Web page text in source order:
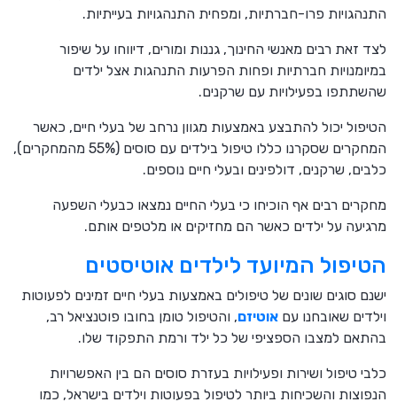
התנהגויות פרו-חברתיות, ומפחית התנהגויות בעייתיות.
לצד זאת רבים מאנשי החינוך, גננות ומורים, דיווחו על שיפור
במיומנויות חברתיות ופחות הפרעות התנהגות אצל ילדים
שהשתתפו בפעילויות עם שרקנים.
הטיפול יכול להתבצע באמצעות מגוון נרחב של בעלי חיים, כאשר
המחקרים שסקרנו כללו טיפול בילדים עם סוסים (55% מהמחקרים),
כלבים, שרקנים, דולפינים ובעלי חיים נוספים.
מחקרים רבים אף הוכיחו כי בעלי החיים נמצאו כבעלי השפעה
מרגיעה על ילדים כאשר הם מחזיקים או מלטפים אותם.
הטיפול המיועד לילדים אוטיסטים
ישנם סוגים שונים של טיפולים באמצעות בעלי חיים זמינים לפעוטות
וילדים שאובחנו עם אוטיזם, והטיפול טומן בחובו פוטנציאל רב,
בהתאם למצבו הספציפי של כל ילד ורמת התפקוד שלו.
כלבי טיפול ושירות ופעילויות בעזרת סוסים הם בין האפשרויות
הנפוצות והשכיחות ביותר לטיפול בפעוטות וילדים בישראל, כמו